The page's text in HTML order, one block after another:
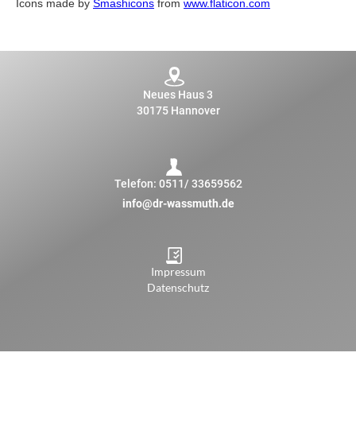
Icons made by Smashicons from www.flaticon.com
Neues Haus 3
30175 Hannover
Telefon: 0511/ 33659562
info@dr-wassmuth.de
Impressum
Datenschutz